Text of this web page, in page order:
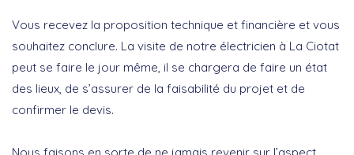
Vous recevez la proposition technique et financière et vous
souhaitez conclure. La visite de notre électricien à La Ciotat
peut se faire le jour même, il se chargera de faire un état
des lieux, de s’assurer de la faisabilité du projet et de
confirmer le devis.